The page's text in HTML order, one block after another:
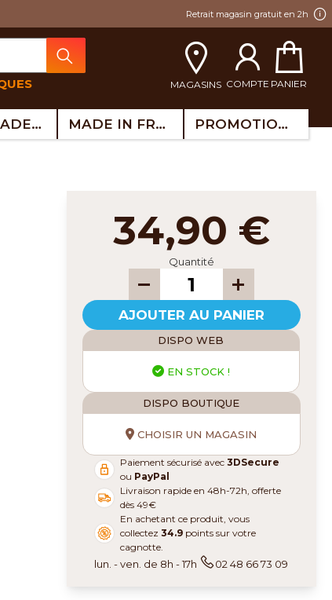
Retrait magasin gratuit en 2h
MAGASINS COMPTE PANIER
IDÉES CADEAUX MADE IN FRANCE PROMOTIONS
34,90 €
Quantité
AJOUTER AU PANIER
DISPO WEB
EN STOCK !
DISPO BOUTIQUE
CHOISIR UN MAGASIN
Paiement sécurisé avec3DSecure
ou PayPal
Livraison rapide en 48h-72h, offerte
dès 49€
En achetant ce produit, vous
collectez34.9 points sur votre
cagnotte.
lun. - ven. de 8h - 17h 02 48 66 73 09